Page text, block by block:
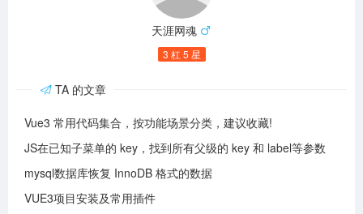
天涯网魂
3 杠 5 星
TA 的文章
Vue3 常用代码集合，按功能场景分类，建议收藏!
JS在已知子菜单的 key，找到所有父级的 key 和 label等参数
mysql数据库恢复 InnoDB 格式的数据
VUE3项目安装及常用插件